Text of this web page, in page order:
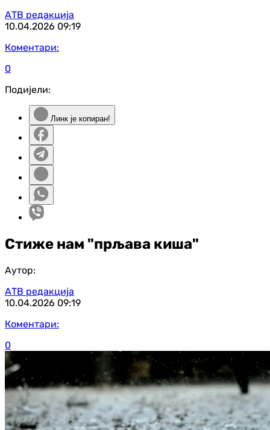
АТВ редакција
10.04.2026 09:19
Коментари:
0
Подијели:
Линк је копиран!
Стиже нам "прљава киша"
Аутор:
АТВ редакција
10.04.2026 09:19
Коментари:
0